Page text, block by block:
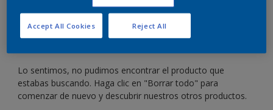
Filter
Lo sentimos, no pudimos encontrar el producto que
estabas buscando. Haga clic en "Borrar todo" para
comenzar de nuevo y descubrir nuestros otros productos.
Reject All
Accept All Cookies